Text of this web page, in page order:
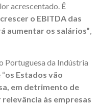
acrescentado. É
o EBITDA das
aumentar os salários”
Portuguesa da Indústria
os Estados vão
em detrimento de
relevância às empresas